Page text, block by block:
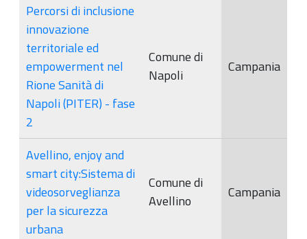
Percorsi di inclusione
innovazione
territoriale ed
empowerment nel
Rione Sanità di
Napoli (PITER) - fase
2
Comune di
Napoli
Campania
Avellino, enjoy and
smart city:Sistema di
videosorveglianza
per la sicurezza
urbana
Comune di
Avellino
Campania